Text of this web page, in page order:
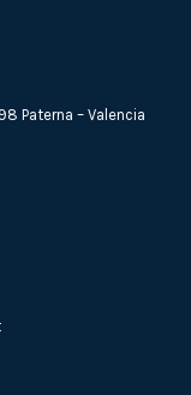
Paterna – Valencia